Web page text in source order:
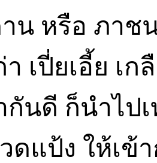
น หรือ ภาช
า เปี่ยเอี้ย เ
กันดี ก็นำไป
ดแป้ง ให้เ